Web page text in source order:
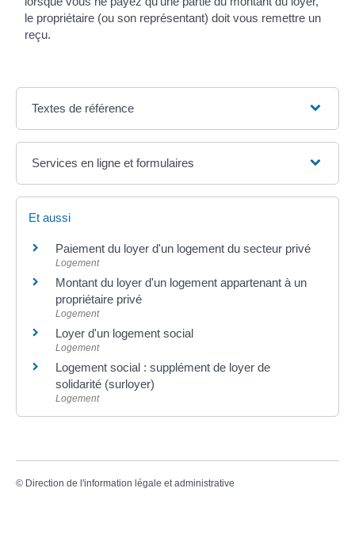
le propriétaire (ou son représentant) doit vous remettre un
reçu.
Textes de référence
Services en ligne et formulaires
Et aussi
Paiement du loyer d'un logement du secteur privé
Logement
Montant du loyer d'un logement appartenant à un
propriétaire privé
Logement
Loyer d'un logement social
Logement
Logement social : supplément de loyer de
solidarité (surloyer)
Logement
© Direction de l'information légale et administrative